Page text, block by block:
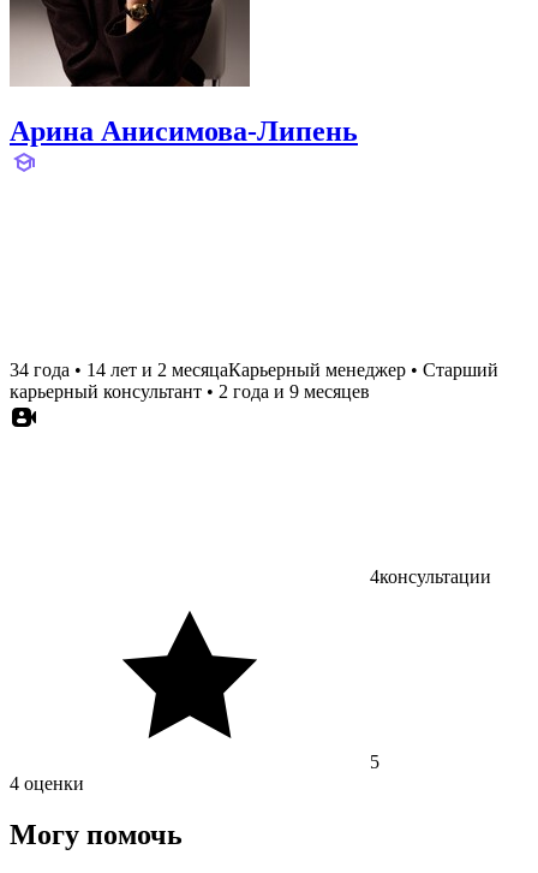
Арина Анисимова-Липень
34 года • 14 лет и 2 месяцаКарьерный менеджер • Старший
карьерный консультант • 2 года и 9 месяцев
4консультации
5
4 оценки
Могу помочь